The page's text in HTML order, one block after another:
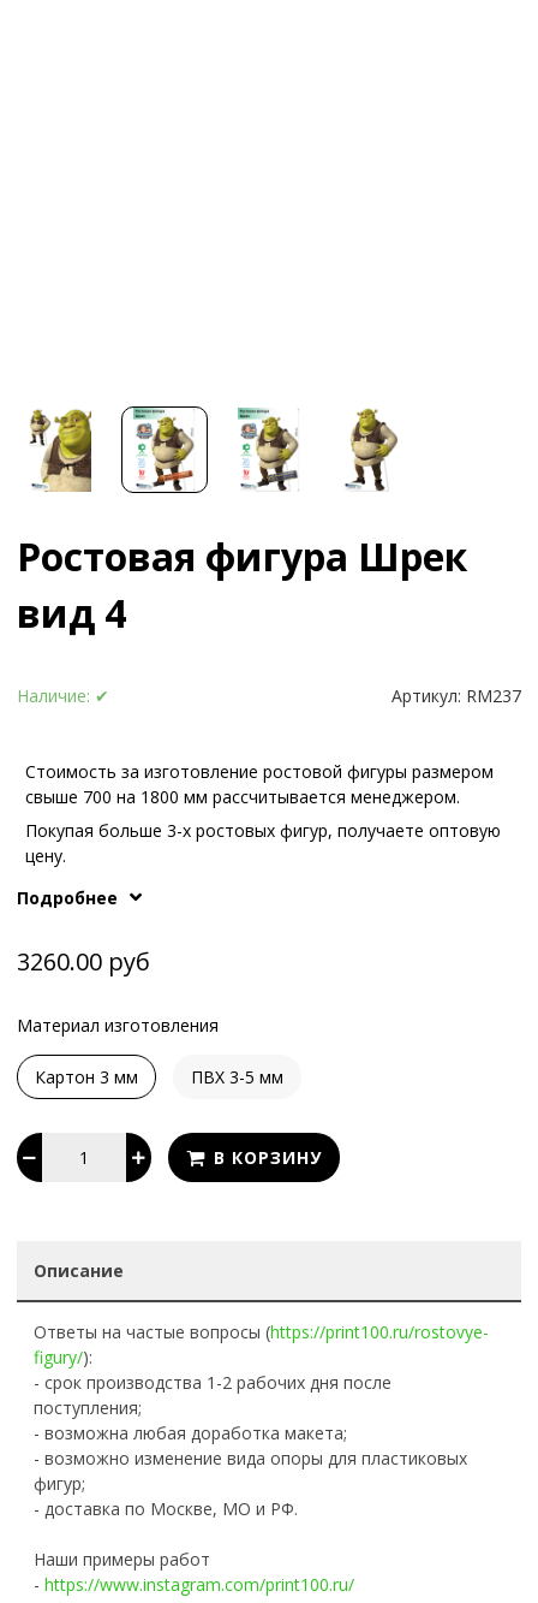
Ростовая фигура Шрек
вид 4
Наличие: ✔ Артикул: RM237
Стоимость за изготовление ростовой фигуры размером
свыше 700 на 1800 мм рассчитывается менеджером.
Покупая больше 3-х ростовых фигур, получаете оптовую
цену.
Иные варианты опоры или конструкции обсуждаются с
Подробнее
3260.00 руб
Материал изготовления
Картон 3 мм ПВХ 3-5 мм
В КОРЗИНУ
Описание
Ответы на частые вопросы (https://print100.ru/rostovye-
figury/):
- срок производства 1-2 рабочих дня после
поступления;
- возможна любая доработка макета;
- возможно изменение вида опоры для пластиковых
фигур;
- доставка по Москве, МО и РФ.
Наши примеры работ
- https://www.instagram.com/print100.ru/